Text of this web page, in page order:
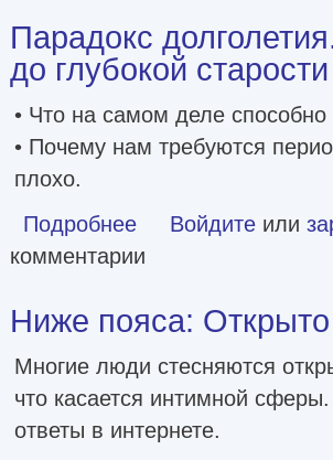
Парадокс
до глубокой
• Что на самом деле
• Почему нам требуются
плохо.
Подробнее о Парадокс долголетия. Как
Войдите или
комментарии
Ниже пояса:
Многие люди стесняются
что касается интимной
ответы в интернете.